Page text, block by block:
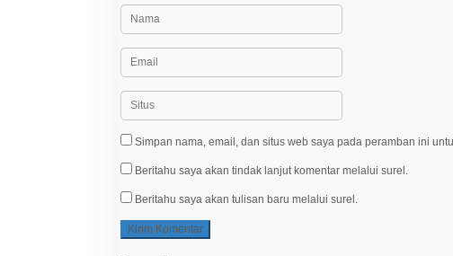
Simpan nama, email, dan situs web saya pada peramban ini
Beritahu saya akan tindak lanjut komentar melalui surel.
Beritahu saya akan tulisan baru melalui surel.